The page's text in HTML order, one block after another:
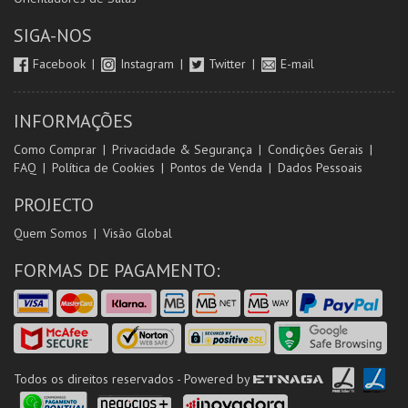
SIGA-NOS
Facebook Instagram Twitter E-mail
INFORMAÇÕES
Como Comprar Privacidade & Segurança
Condições Gerais
FAQ
Política de Cookies Pontos de Venda Dados Pessoais
PROJECTO
Quem Somos Visão Global
FORMAS DE PAGAMENTO:
Todos os direitos reservados - Powered by ETNAGA